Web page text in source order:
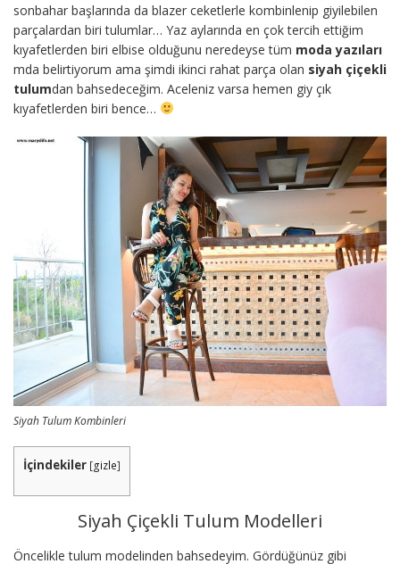
sonbahar başlarında da blazer ceketlerle kombinlenip giyilebilen
parçalardan biri tulumlar… Yaz aylarında en çok tercih ettiğim
kıyafetlerden biri elbise olduğunu neredeyse tüm moda yazıları
mda belirtiyorum ama şimdi ikinci rahat parça olan siyah çiçekli
tulumdan bahsedeceğim. Aceleniz varsa hemen giy çık
kıyafetlerden biri bence…
Siyah Tulum Kombinleri
İçindekiler [gizle]
Siyah Çiçekli Tulum Modelleri
Öncelikle tulum modelinden bahsedeyim. Gördüğünüz gibi